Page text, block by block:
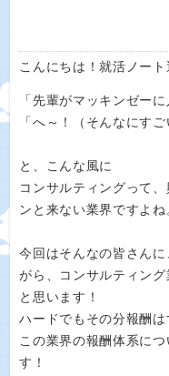
こんにちは！就活ノート
「先輩がマッキンゼー
「へ～！（そんなにす
と、こんな風に
コンサルティングって
ンと来ない業界ですよね
今回はそんなの皆さん
がら、コンサルティン
と思います！
ハードでもその分報酬
この業界の報酬体系に
す！